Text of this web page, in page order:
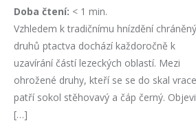
Doba čtení: < 1 min.
Vzhledem k tradičnímu hnízdění
druhů ptactva dochází každoročně k
uzavírání částí lezeckých oblastí. Mezi
ohrožené druhy, kteří se se do skal
patří sokol stěhovavý a čáp černý.
[…]